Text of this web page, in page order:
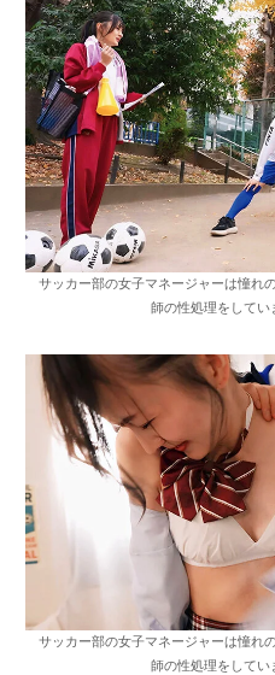
サッカー部の女子マネージャーは憧れ
師の性処理をしてい
サッカー部の女子マネージャーは憧れ
師の性処理をしてい